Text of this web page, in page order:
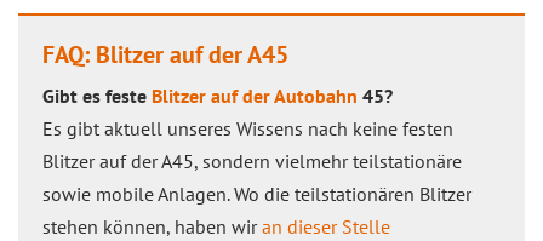
FAQ: Blitzer auf der A45
Gibt es feste Blitzer auf der Autobahn 45?
Es gibt aktuell unseres Wissens nach keine festen
Blitzer auf der A45, sondern vielmehr teilstationäre
sowie mobile Anlagen. Wo die teilstationären Blitzer
stehen können, haben wiran dieser Stelle